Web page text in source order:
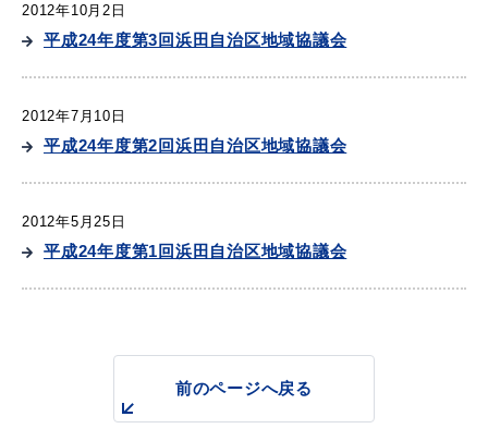
教育・文化・
観光・飲食
場面から探す
妊娠・出産
2012年10月2日
平成24年度第3回浜田自治区地域協議会
2012年7月10日
平成24年度第2回浜田自治区地域協議会
2012年5月25日
平成24年度第1回浜田自治区地域協議会
前のページへ戻る